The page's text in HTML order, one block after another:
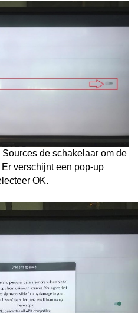
de schakelaar om de
verschijnt een pop-up
OK.